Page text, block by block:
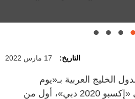
التاريخ: 17 مارس 2022
الخليج العربية بـ«يوم
الشرف» الخاص به في «إكسبو 2020 دبي»، أول من